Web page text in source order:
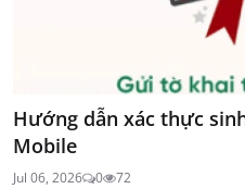
Hướng dẫn xác thực
Mobile
Jul 06, 2026 0 72